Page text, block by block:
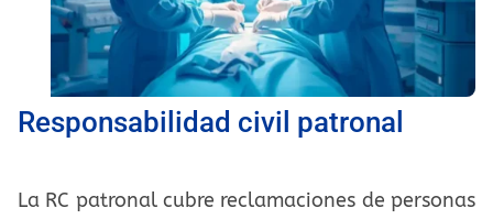
Responsabilidad civil patronal
La RC patronal cubre reclamaciones de personas